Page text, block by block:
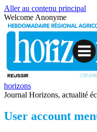
Aller au contenu principal
Welcome Anonyme
horizons
Journal Horizons, actualité
User account